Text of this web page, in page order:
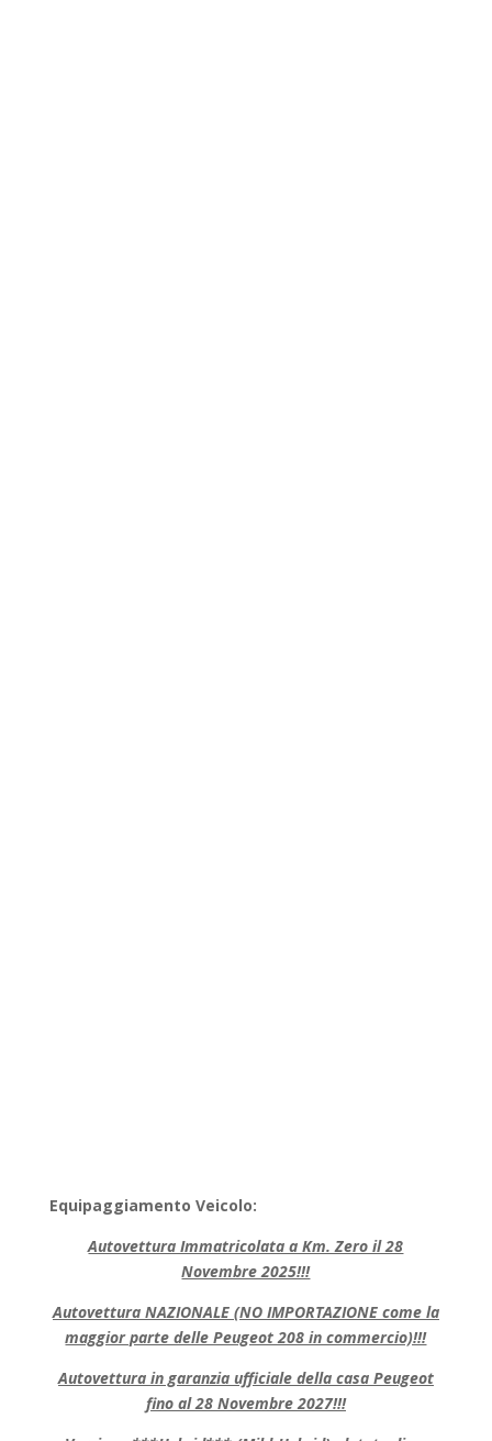
Equipaggiamento Veicolo:
Autovettura Immatricolata a Km. Zero il 28
Novembre 2025!!!
Autovettura NAZIONALE (NO IMPORTAZIONE come la
maggior parte delle Peugeot 208 in commercio)!!!
Autovettura in garanzia ufficiale della casa Peugeot
fino al 28 Novembre 2027!!!